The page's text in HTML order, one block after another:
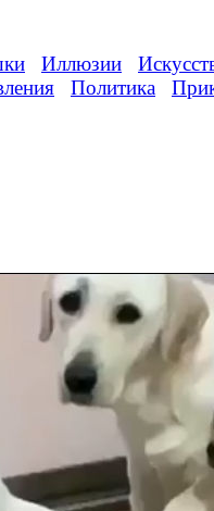
Иллюзии
Политика